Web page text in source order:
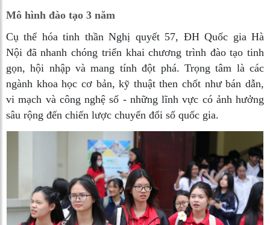
Mô hình đào tạo 3 năm
Cụ thể hóa tinh thần Nghị quyết 57, ĐH Quốc gia Hà
Nội đã nhanh chóng triển khai chương trình đào tạo tinh
gọn, hội nhập và mang tính đột phá. Trọng tâm là các
ngành khoa học cơ bản, kỹ thuật then chốt như bán dẫn,
vi mạch và công nghệ số - những lĩnh vực có ảnh hưởng
sâu rộng đến chiến lược chuyển đổi số quốc gia.